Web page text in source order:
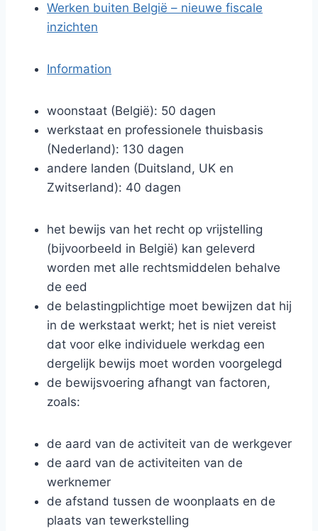
Werken buiten België – nieuwe fiscale
inzichten
Information
woonstaat (België): 50 dagen
werkstaat en professionele thuisbasis
(Nederland): 130 dagen
andere landen (Duitsland, UK en
Zwitserland): 40 dagen
het bewijs van het recht op vrijstelling
(bijvoorbeeld in België) kan geleverd
worden met alle rechtsmiddelen behalve
de eed
de belastingplichtige moet bewijzen dat hij
in de werkstaat werkt; het is niet vereist
dat voor elke individuele werkdag een
dergelijk bewijs moet worden voorgelegd
de bewijsvoering afhangt van factoren,
zoals:
de aard van de activiteit van de werkgever
de aard van de activiteiten van de
werknemer
de afstand tussen de woonplaats en de
plaats van tewerkstelling